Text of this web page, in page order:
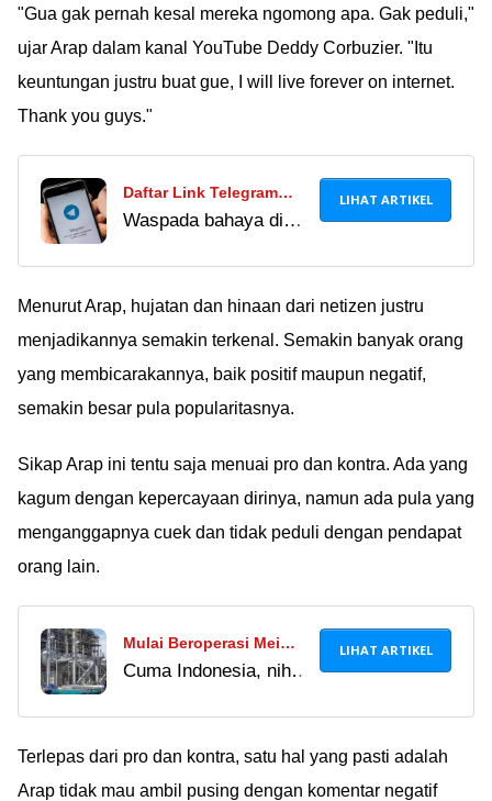
"Gua gak pernah kesal mereka ngomong apa. Gak peduli,"
ujar Arap dalam kanal YouTube Deddy Corbuzier. "Itu
keuntungan justru buat gue, I will live forever on internet.
Thank you guys."
Daftar Link Telegram
Pemersatu Bangsa
Waspada bahaya di
di internet. Ketahui
juga risiko dari cara
nonton bokeh di
pribadimu dicuri
LIHAT ARTIKEL
Menurut Arap, hujatan dan hinaan dari netizen justru
menjadikannya semakin terkenal. Semakin banyak orang
yang membicarakannya, baik positif maupun negatif,
semakin besar pula popularitasnya.
Sikap Arap ini tentu saja menuai pro dan kontra. Ada yang
kagum dengan kepercayaan dirinya, namun ada pula yang
menganggapnya cuek dan tidak peduli dengan pendapat
orang lain.
Mulai Beroperasi Mei
2024, Inilah Wujud Pabrik
Cuma Indonesia, nih,
terbesar di dunia.
Penasaran gimana
LIHAT ARTIKEL
Terlepas dari pro dan kontra, satu hal yang pasti adalah
Arap tidak mau ambil pusing dengan komentar negatif